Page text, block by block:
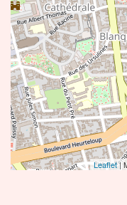
Leaflet|